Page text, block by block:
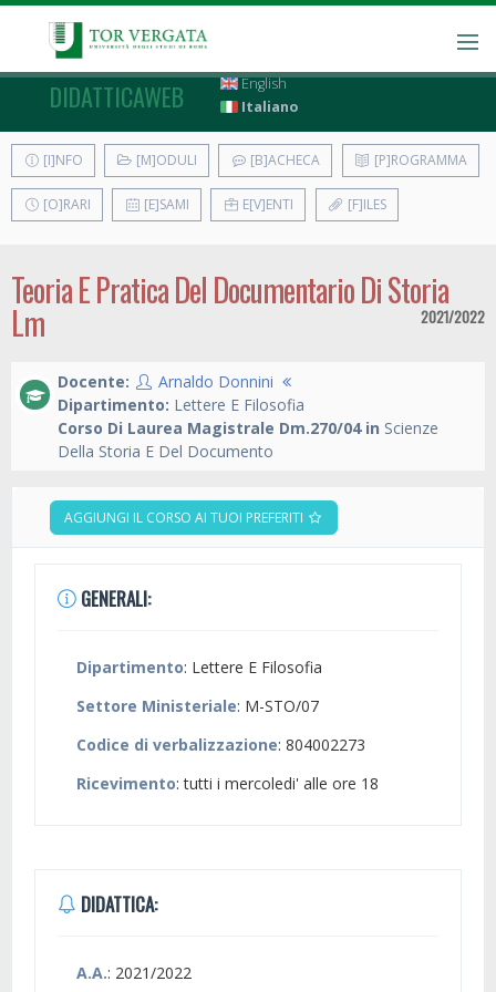
DIDATTICAWEB
English
Italiano
[I]NFO [M]ODULI [B]ACHECA [P]ROGRAMMA
[O]RARI [E]SAMI E[V]ENTI [F]ILES
Teoria E Pratica Del Documentario Di Storia
Lm 2021/2022
Docente:
Arnaldo Donnini
Dipartimento: Lettere E Filosofia
Corso Di Laurea Magistrale Dm.270/04 in Scienze
Della Storia E Del Documento
AGGIUNGI IL CORSO AI TUOI PREFERITI
GENERALI:
Dipartimento: Lettere E Filosofia
Settore Ministeriale: M-STO/07
Codice di verbalizzazione: 804002273
Ricevimento: tutti i mercoledi' alle ore 18
DIDATTICA:
A.A.: 2021/2022